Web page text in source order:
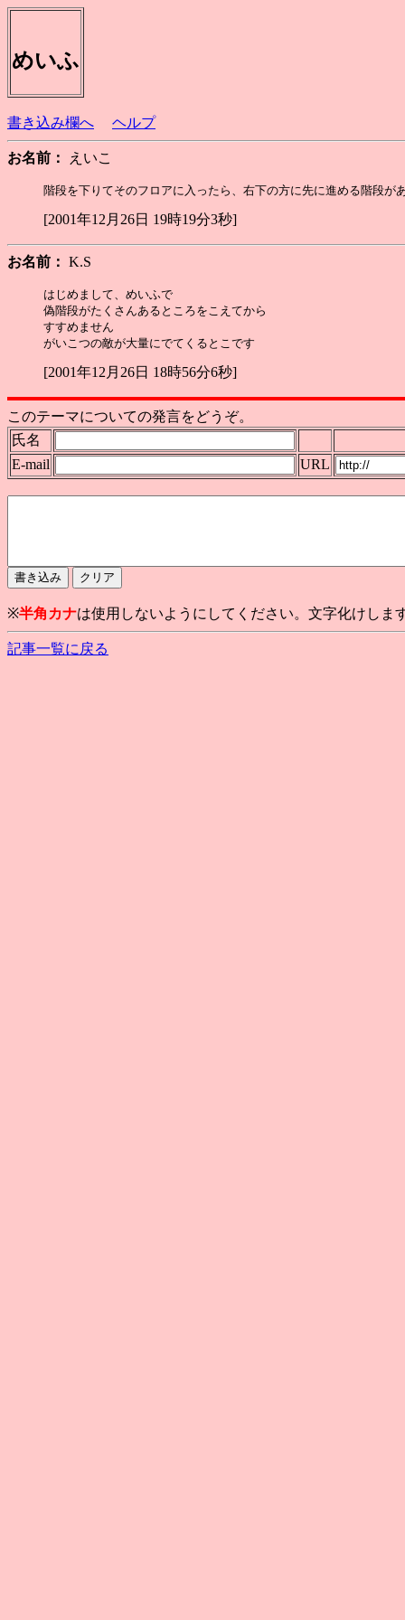
めいふ
書き込み欄へ ヘルプ
お名前： えいこ
[2001年12月26日 19時19分3秒]
お名前： K.S
はじめまして、めいふで
偽階段がたくさんあるところをこえてから
すすめません
[2001年12月26日 18時56分6秒]
このテーマについての発言をどうぞ。
氏名
E-mail
URL
※半角カナは使用しないようにしてください。文字化けしま
記事一覧に戻る